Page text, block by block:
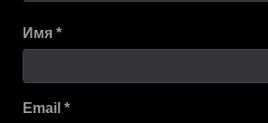
Имя *
Email *